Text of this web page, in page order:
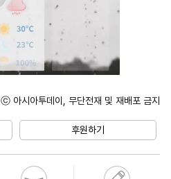
ⓒ 아시아투데이, 무단전재 및 재배포 금지
후원하기